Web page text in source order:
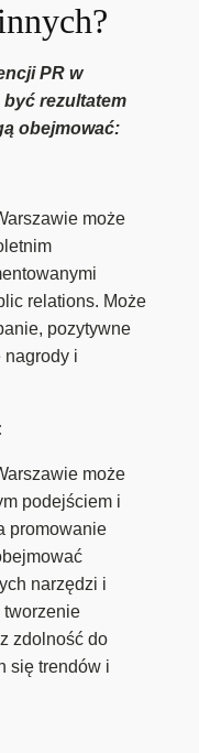
PR w
być rezultatem
obejmować:
może
relations. Może
pozytywne
i
może
podejściem i
promowanie
narzędzi i
zdolność do
się trendów i